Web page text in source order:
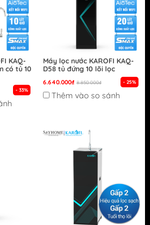
KAQ-
có tủ 10
- 33%
Máy lọc nước KAROFI KAQ-
D58 tủ đứng 10 lõi lọc
6.640.000₫ 8.850.000₫ - 25%
Thêm vào so sánh